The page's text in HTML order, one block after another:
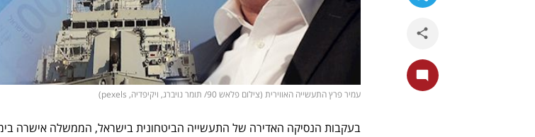
עמיר פרץ התעשייה האווירית (צילום פלאש 90/ תומר נויברג, ויקיפדיה, pexels)
בעקבות הנסיקה האדירה של התעשייה הביטחונית בישראל, הממשלה אישרה